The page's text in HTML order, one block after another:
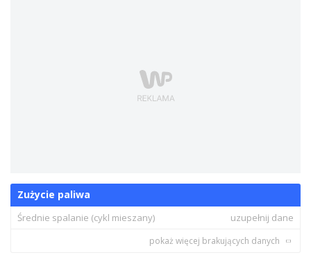
Zużycie paliwa
Średnie spalanie (cykl mieszany) uzupełnij dane
pokaż więcej brakujących danych